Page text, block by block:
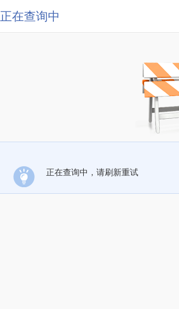
正在查询中
正在查询中，请刷新重试